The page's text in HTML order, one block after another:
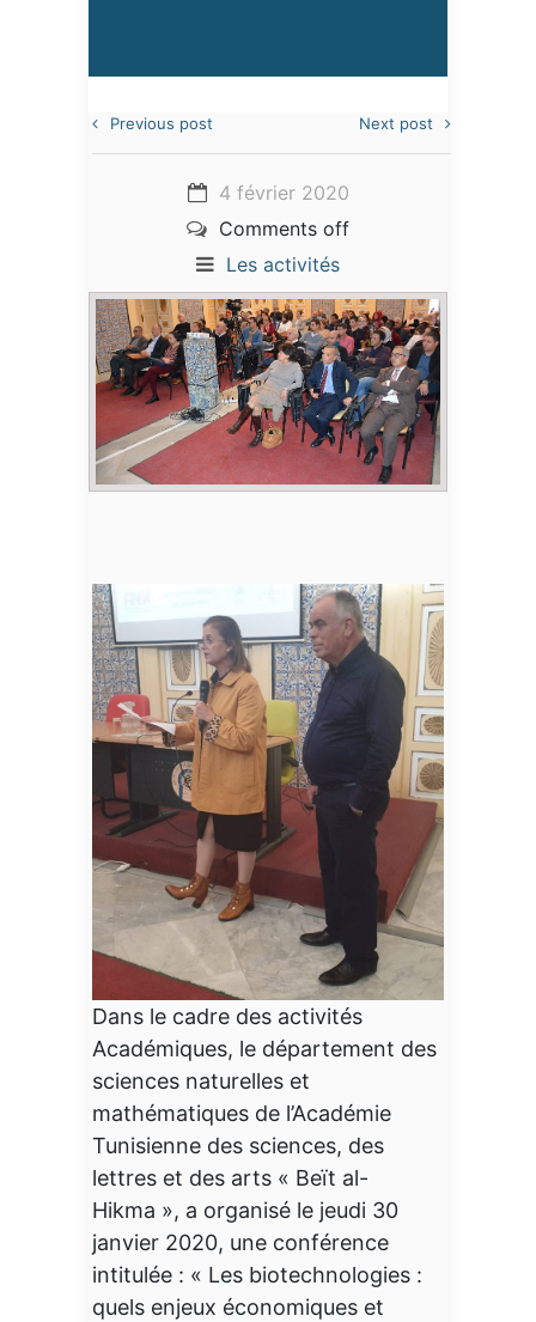
Previous post Next post
4 février 2020
Comments off
Les activités
Dans le cadre des activités
Académiques, le département des
sciences naturelles et
mathématiques de l’Académie
Tunisienne des sciences, des
lettres et des arts « Beït al-
Hikma », a organisé le jeudi 30
janvier 2020, une conférence
intitulée : « Les biotechnologies :
quels enjeux économiques et